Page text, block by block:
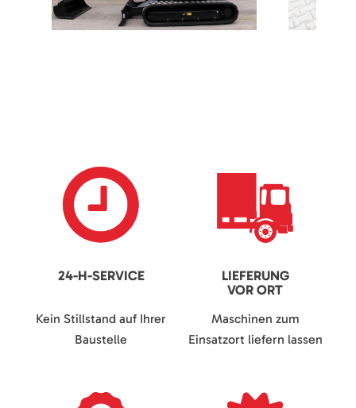
24-H-SERVICE
Kein Stillstand auf Ihrer
Baustelle
LIEFERUNG
VOR ORT
Maschinen zum
Einsatzort liefern lassen